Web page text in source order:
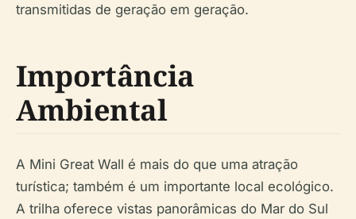
transmitidas de geração em geração.
Importância
Ambiental
A Mini Great Wall é mais do que uma atração
turística; também é um importante local ecológico.
A trilha oferece vistas panorâmicas do Mar do Sul